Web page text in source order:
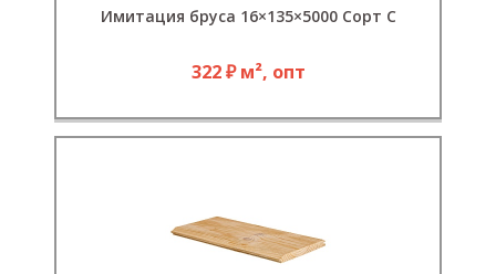
Имитация бруса 16×135×5000 Сорт С
322 ₽ м², опт